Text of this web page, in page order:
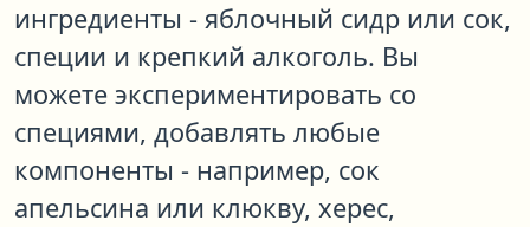
ингредиенты - яблочный сидр или сок,
специи и крепкий алкоголь. Вы
можете экспериментировать со
специями, добавлять любые
компоненты - например, сок
апельсина или клюкву, херес,